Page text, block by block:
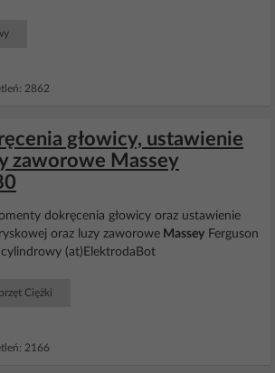
2862
głowicy, ustawienie
zaworowe Massey
dokręcenia głowicy oraz ustawienie
oraz luzy zaworowe Massey Ferguson
(at)ElektrodaBot
Ciężki
2166